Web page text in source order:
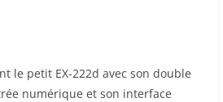
le petit EX-222d avec son double
numérique et son interface